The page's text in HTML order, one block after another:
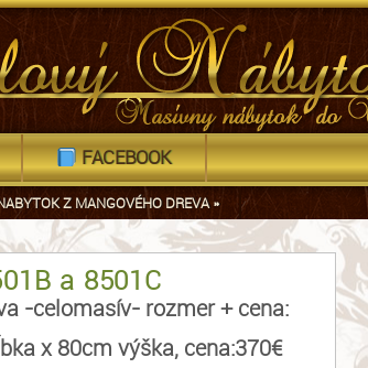
FACEBOOK
Z MANGOVÉHO DREVA»
a 8501C
-celomasív- rozmer + cena:
x 80cm výška, cena:370€